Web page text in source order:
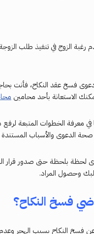
رغبة الزوج في تنفيذ طلب
فسخ عقد النكاح، فأنت
الاستعانة بأحد محامين
معرفة الخطوات المتبعة
الدعوى والأسباب المستندة
بلحظة حتى صدور قرار
وحصول المراد.
فسخ النكاح؟
عن فسخ النكاح بسبب الهجر